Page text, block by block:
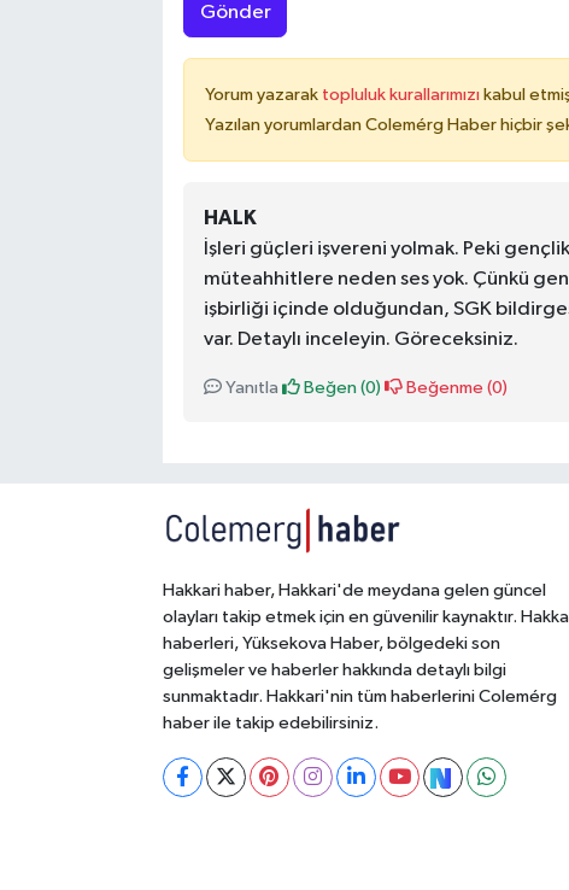
Gönder
Yorum yazarak topluluk kurallarımızı kabul
Yazılan yorumlardan Colemérg Haber hiçbir
HALK
İşleri güçleri işvereni yolmak. Peki
müteahhitlere neden ses yok. Çünkü
işbirliği içinde olduğundan, SGK
var. Detaylı inceleyin. Göreceksiniz.
Yanıtla Beğen (0) Beğenme (0)
Hakkari haber, Hakkari'de meydana gelen güncel
olayları takip etmek için en güvenilir kaynaktır.
haberleri, Yüksekova Haber, bölgedeki son
gelişmeler ve haberler hakkında detaylı bilgi
sunmaktadır. Hakkari'nin tüm haberlerini Colemérg
haber ile takip edebilirsiniz.